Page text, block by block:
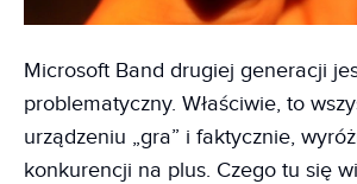
Microsoft Band drugiej generacji
problematyczny. Właściwie, to
urządzeniu „gra” i faktycznie,
konkurencji na plus. Czego tu się